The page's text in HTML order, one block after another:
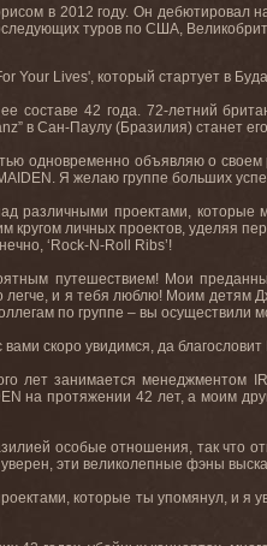
в 2012 году. Он дебютировал
туров по США,
Your Lives', который стартует в
составе 42 года. 72-летний
” в Сан-Паулу (Бразилия) станет
одновременно объявляю о
Я желаю группе больших
различными проектами,
кругом личных проектов, уделяя
‘Rock-N-Roll Ribs’!
путешествием! Мои
легче, и я тебя люблю! Моим
по группе – вы осуществили
скоро увидимся, да благословит
лет занимается менеджментом
на протяжении 42 лет, а моим
особые отношения, так что
эти великолепные фэны
которые ты упомянул, и я